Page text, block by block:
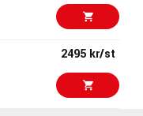
2495 kr/st